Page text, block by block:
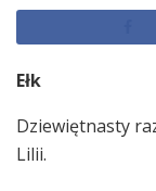
Ełk
Dziewiętnasty
Lilii.